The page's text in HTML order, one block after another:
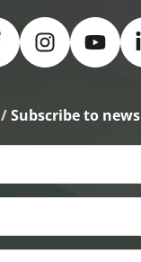
/ Subscribe to news